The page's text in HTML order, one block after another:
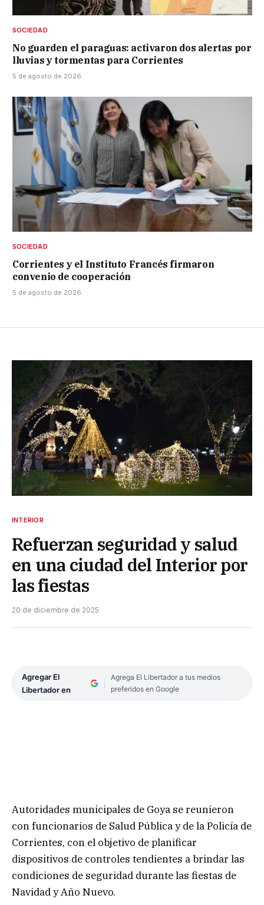
SOCIEDAD
No guarden el paraguas: activaron dos alertas por
lluvias y tormentas para Corrientes
5 de agosto de 2026
SOCIEDAD
Corrientes y el Instituto Francés firmaron
convenio de cooperación
5 de agosto de 2026
INTERIOR
Refuerzan seguridad y salud
en una ciudad del Interior por
las fiestas
20 de diciembre de 2025
Agregar El
Libertador en
Agrega El Libertador a tus medios
preferidos en Google
Autoridades municipales de Goya se reunieron
con funcionarios de Salud Pública y de la Policía de
Corrientes, con el objetivo de planificar
dispositivos de controles tendientes a brindar las
condiciones de seguridad durante las fiestas de
Navidad y Año Nuevo.